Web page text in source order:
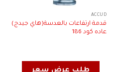
ACCUD
قدمة ارتفاعات بالعدسة(هاي جيدج)
عاده كود 186